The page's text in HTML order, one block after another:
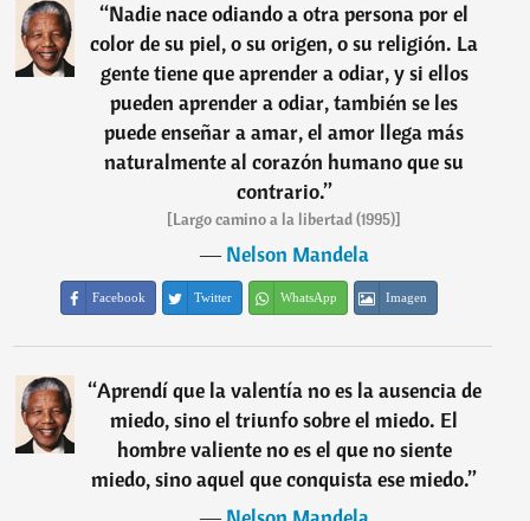
“Nadie nace odiando a otra persona por el
color de su piel, o su origen, o su religión. La
gente tiene que aprender a odiar, y si ellos
pueden aprender a odiar, también se les
puede enseñar a amar, el amor llega más
naturalmente al corazón humano que su
contrario.”
[Largo camino a la libertad (1995)]
―Nelson Mandela
Facebook Twitter WhatsApp Imagen
“Aprendí que la valentía no es la ausencia de
miedo, sino el triunfo sobre el miedo. El
hombre valiente no es el que no siente
miedo, sino aquel que conquista ese miedo.”